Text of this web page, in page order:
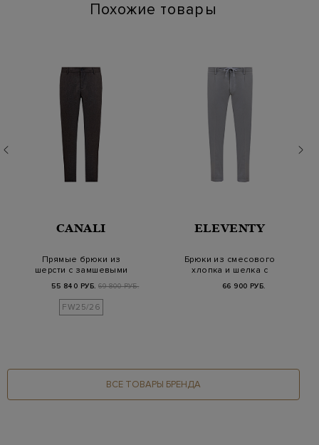
Похожие товары
CANALI
Прямые брюки из
шерсти с замшевыми
55 840 РУБ. 69 800 РУБ.
FW25/26
ELEVENTY
Брюки из смесового
хлопка и шелка с
66 900 РУБ.
ВСЕ ТОВАРЫ БРЕНДА